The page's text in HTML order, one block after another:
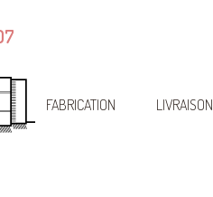
FABRICATION LIVRAISON